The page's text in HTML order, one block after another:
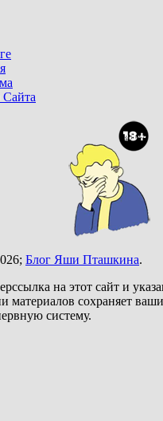
Сайта
Блог Яши Пташкина.
на этот сайт и
материалов сохраняет
систему.